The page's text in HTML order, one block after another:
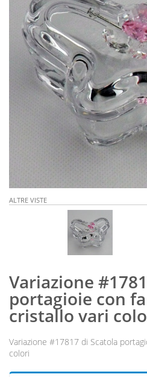
ALTRE VISTE
Variazione
portagioie con
cristallo vari
Variazione #17817 di Scatola
colori